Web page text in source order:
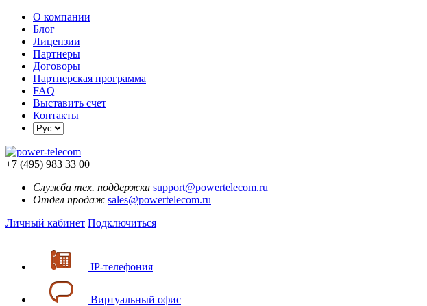
О компании
Блог
Лицензии
Партнеры
Договоры
Партнерская программа
FAQ
Выставить счет
Контакты
+7 (495) 983 33 00
Служба тех. поддержки support@powertelecom.ru
Отдел продаж sales@powertelecom.ru
Личный кабинет Подключиться
IP-телефония
Виртуальный офис